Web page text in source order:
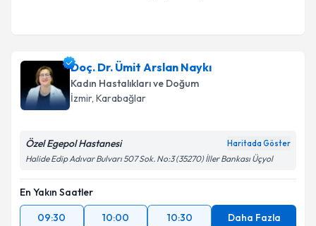
Doç. Dr. Ümit Arslan Naykı
Kadın Hastalıkları ve Doğum
İzmir, Karabağlar
Özel Egepol Hastanesi Haritada Göster
Halide Edip Adıvar Bulvarı 507 Sok. No:3 (35270) İller Bankası Üçyol
En Yakın Saatler
09:30
10:00 10:30 Daha Fazla